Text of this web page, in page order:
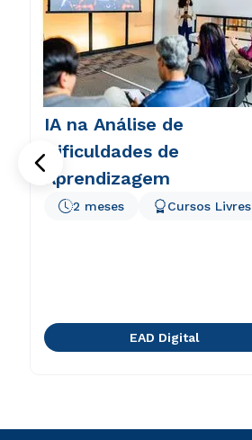
IA na Análise de
Dificuldades de
Aprendizagem
2 meses Cursos Livres
EAD Digital